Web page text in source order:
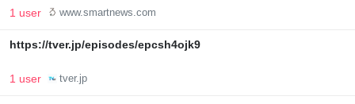
1 user www.smartnews.com
https://tver.jp/episodes/epcsh4ojk9
1 user tver.jp